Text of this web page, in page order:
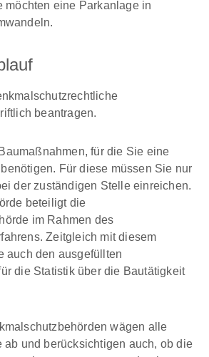
möchten eine Parkanlage in
beantragen.
für die Sie eine
Für diese müssen Sie nur
der zuständigen Stelle einreichen.
beteiligt die
im Rahmen des
Zeitgleich mit diesem
auch den ausgefüllten
die Statistik über die Bautätigkeit
wägen alle
ab und berücksichtigen auch, ob die